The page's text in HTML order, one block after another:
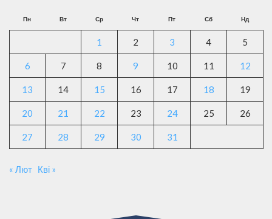
Пн Вт Ср Чт Пт Сб Нд
1 2 3 4 5
6 7 8 9 10 11 12
13 14 15 16 17 18 19
20 21 22 23 24 25 26
27 28 29 30 31
« Лют Кві »